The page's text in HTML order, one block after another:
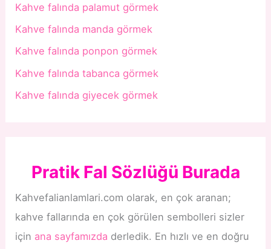
Kahve falında palamut görmek
Kahve falında manda görmek
Kahve falında ponpon görmek
Kahve falında tabanca görmek
Kahve falında giyecek görmek
Pratik Fal Sözlüğü Burada
Kahvefalianlamlari.com olarak, en çok aranan;
kahve fallarında en çok görülen sembolleri sizler
için ana sayfamızda derledik. En hızlı ve en doğru